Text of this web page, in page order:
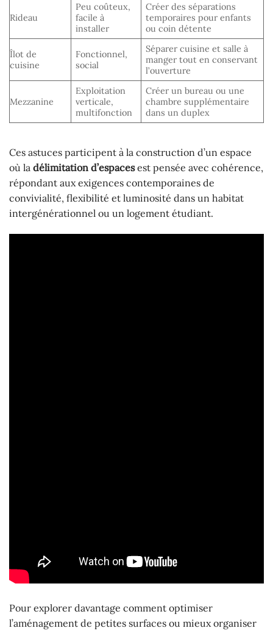
Rideau
Peu coûteux,
facile à
installer
Créer des séparations
temporaires pour enfants
ou coin détente
Îlot de
cuisine
Fonctionnel,
social
Séparer cuisine et salle à
manger tout en conservant
l’ouverture
Mezzanine
Exploitation
verticale,
multifonction
Créer un bureau ou une
chambre supplémentaire
dans un duplex
Ces astuces participent à la construction d’un espace
où la délimitation d’espacesest pensée avec cohérence,
répondant aux exigences contemporaines de
convivialité, flexibilité et luminosité dans un habitat
intergénérationnel ou un logement étudiant.
Pour explorer davantage comment optimiser
l’aménagement de petites surfaces ou mieux organiser